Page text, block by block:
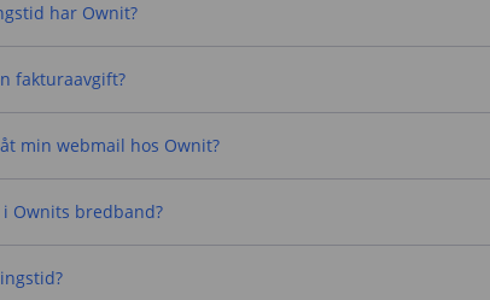
har Ownit?
fakturaavgift?
min webmail hos Ownit?
Ownits bredband?